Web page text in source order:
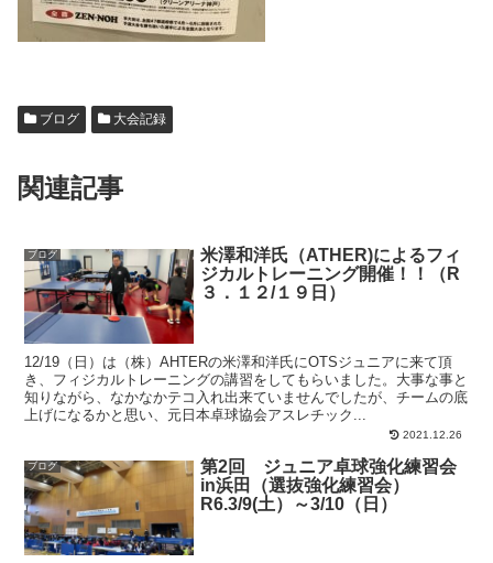
ブログ 大会記録
関連記事
ブログ
米澤和洋氏（ATHER)によるフィ
ジカルトレーニング開催！！（R
３．１２/１９日）
12/19（日）は（株）AHTERの米澤和洋氏にOTSジュニアに来て頂
き、フィジカルトレーニングの講習をしてもらいました。大事な事と
知りながら、なかなかテコ入れ出来ていませんでしたが、チームの底
上げになるかと思い、元日本卓球協会アスレチック...
2021.12.26
ブログ
第2回 ジュニア卓球強化練習会
in浜田（選抜強化練習会）
R6.3/9(土）～3/10（日）